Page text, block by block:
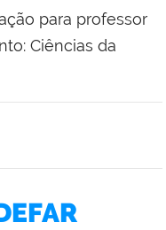
para professor
Ciências da